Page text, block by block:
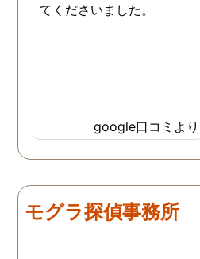
てくださいました。
google口コミより
モグラ探偵事務所